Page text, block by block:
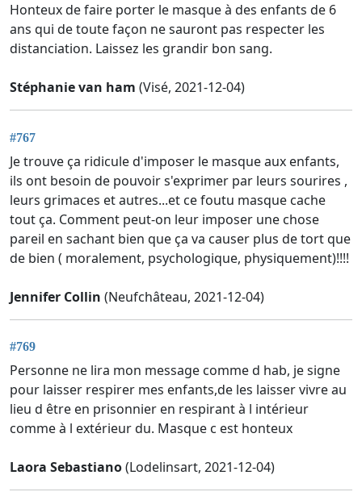
Honteux de faire porter le masque à des enfants de 6
ans qui de toute façon ne sauront pas respecter les
distanciation. Laissez les grandir bon sang.
Stéphanie van ham (Visé, 2021-12-04)
#767
Je trouve ça ridicule d'imposer le masque aux enfants,
ils ont besoin de pouvoir s'exprimer par leurs sourires ,
leurs grimaces et autres...et ce foutu masque cache
tout ça. Comment peut-on leur imposer une chose
pareil en sachant bien que ça va causer plus de tort que
de bien ( moralement, psychologique, physiquement)!!!!
Jennifer Collin (Neufchâteau, 2021-12-04)
#769
Personne ne lira mon message comme d hab, je signe
pour laisser respirer mes enfants,de les laisser vivre au
lieu d être en prisonnier en respirant à l intérieur
comme à l extérieur du. Masque c est honteux
Laora Sebastiano(Lodelinsart, 2021-12-04)